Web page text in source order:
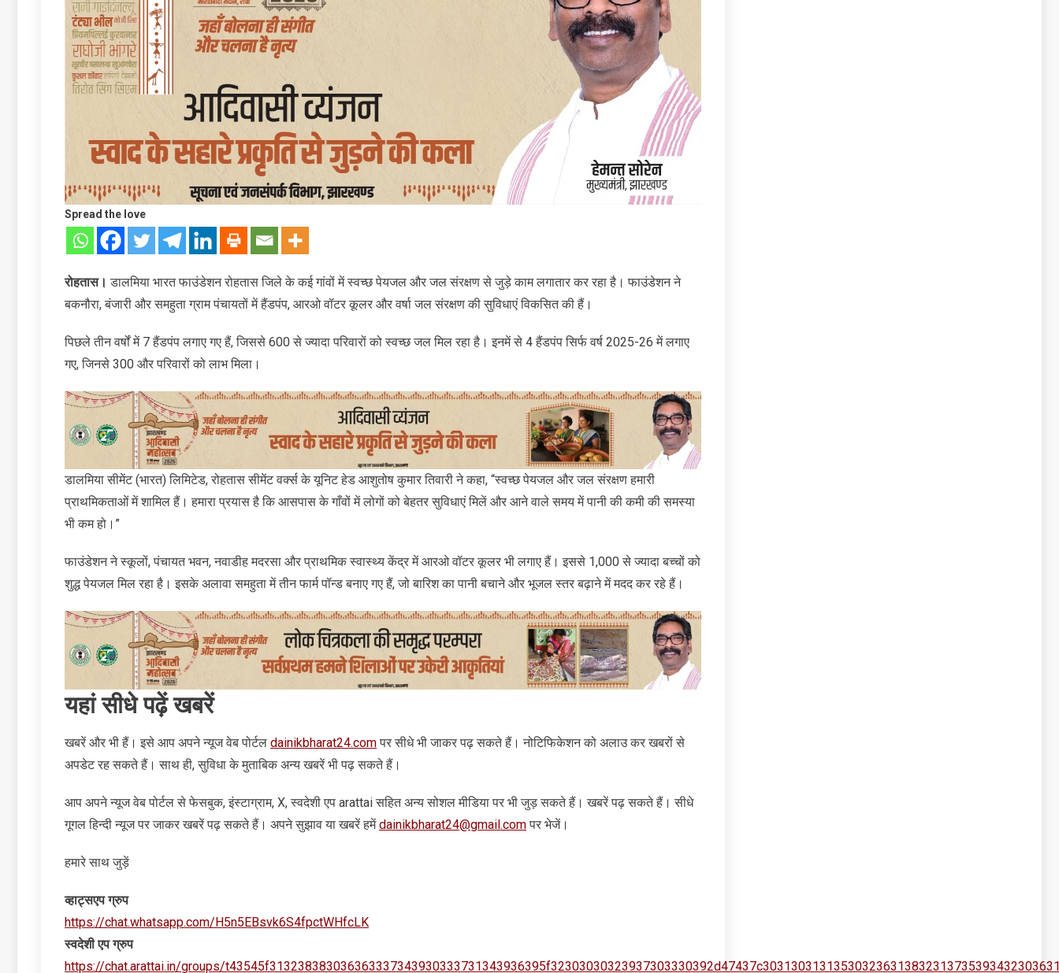
Spread the love
रोहतास। डालमिया भारत फाउंडेशन रोहतास जिले के कई गांवों में स्वच्छ पेयजल और जल संरक्षण से जुड़े काम लगातार कर रहा है। फाउंडेशन ने
बकनौरा, बंजारी और समहुता ग्राम पंचायतों में हैंडपंप, आरओ वॉटर कूलर और वर्षा जल संरक्षण की सुविधाएं विकसित की हैं।
पिछले तीन वर्षों में 7 हैंडपंप लगाए गए हैं, जिससे 600 से ज्यादा परिवारों को स्वच्छ जल मिल रहा है। इनमें से 4 हैंडपंप सिर्फ वर्ष 2025-26 में लगाए
गए, जिनसे 300 और परिवारों को लाभ मिला।
डालमिया सीमेंट (भारत) लिमिटेड, रोहतास सीमेंट वर्क्स के यूनिट हेड आशुतोष कुमार तिवारी ने कहा, “स्वच्छ पेयजल और जल संरक्षण हमारी
प्राथमिकताओं में शामिल हैं। हमारा प्रयास है कि आसपास के गाँवों में लोगों को बेहतर सुविधाएं मिलें और आने वाले समय में पानी की कमी की समस्या
भी कम हो।”
फाउंडेशन ने स्कूलों, पंचायत भवन, नवाडीह मदरसा और प्राथमिक स्वास्थ्य केंद्र में आरओ वॉटर कूलर भी लगाए हैं। इससे 1,000 से ज्यादा बच्चों को
शुद्ध पेयजल मिल रहा है। इसके अलावा समहुता में तीन फार्म पॉन्ड बनाए गए हैं, जो बारिश का पानी बचाने और भूजल स्तर बढ़ाने में मदद कर रहे हैं।
यहां सीधे पढ़ें खबरें
खबरें और भी हैं। इसे आप अपने न्‍यूज वेब पोर्टल dainikbharat24.comपर सीधे भी जाकर पढ़ सकते हैं। नोटिफिकेशन को अलाउ कर खबरों से
अपडेट रह सकते हैं। साथ ही, सुविधा के मुताबिक अन्‍य खबरें भी पढ़ सकते हैं।
आप अपने न्‍यूज वेब पोर्टल से फेसबुक, इंस्‍टाग्राम, X, स्‍वदेशी एप arattai सहित अन्‍य सोशल मीडिया पर भी जुड़ सकते हैं। खबरें पढ़ सकते हैं। सीधे
गूगल हिन्‍दी न्‍यूज पर जाकर खबरें पढ़ सकते हैं। अपने सुझाव या खबरें हमेंdainikbharat24@gmail.comपर भेजें।
हमारे साथ जुड़ें
व्‍हाट्सएप ग्रुप
https://chat.whatsapp.com/H5n5EBsvk6S4fpctWHfcLK
स्‍वदेशी एप ग्रुप
https://chat.arattai.in/groups/